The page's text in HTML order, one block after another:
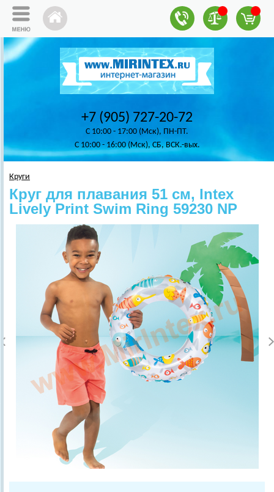
+7 (905) 727-20-72
C 10:00 - 17:00 (Мск), ПН-ПТ.
C 10:00 - 16:00 (Мск), СБ, ВСК.-вых.
Круги
Круг для плавания 51 см, Intex
Lively Print Swim Ring 59230 NP